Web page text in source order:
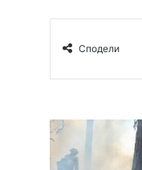
Сподели